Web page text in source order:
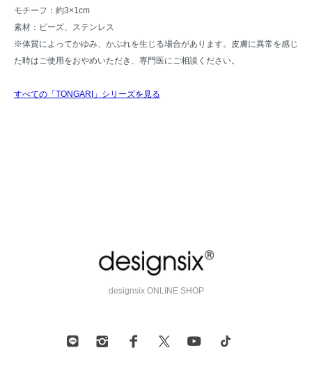
モチーフ：約3×1cm
素材：ビーズ、ステンレス
※体質によってかゆみ、かぶれを生じる場合があります。皮膚に異常を感じ
た時はご使用をおやめいただき、専門医にご相談ください。
すべての「TONGARI」シリーズを見る
designsix ONLINE SHOP